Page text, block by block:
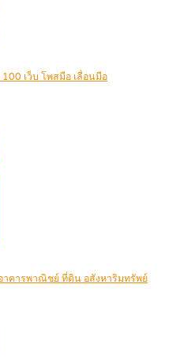
เว็บ โพสมือ เลื่อนมือ
าคารพาณิชย์ ที่ดิน อสังหาริมทรัพย์